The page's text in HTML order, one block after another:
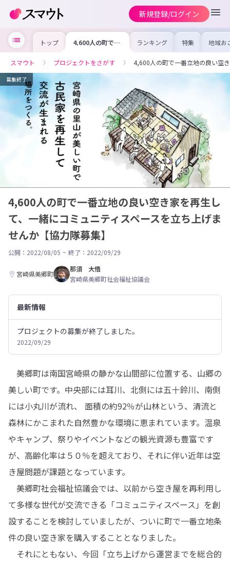
新規登録/ログイン
トップ 4,600人の町で一
番立地の良い空き
緒にコミュニティ
スペースを立ち上
げませんか【協力
隊募集】
ランキング 特集 地域お
の求
を集め
事内容
を比較
合った
けよう
スマウト プロジェクトをさがす 4,600人の町で一番立地の良い空
募集終了
4,600人の町で一番立地の良い空き家を再生し
て、一緒にコミュニティスペースを立ち上げま
せんか【協力隊募集】
公開：2022/08/05 ~ 終了：2022/09/29
宮崎県美郷町
那須 大悟
宮崎県美郷町社会福祉協議会
最新情報
プロジェクトの募集が終了しました。
2022/09/29
美郷町は南国宮崎県の静かな山間部に位置する、山郷の
美しい町です。中央部には耳川、北側には五十鈴川、南側
には小丸川が流れ、 面積の約92％が山林という、清流と
森林にかこまれた自然豊かな環境に恵まれています。温泉
やキャンプ、祭りやイベントなどの観光資源も豊富です
が、高齢化率は５０％を超えており、それに伴い近年は空
き屋問題が課題となっています。
美郷町社会福祉協議会では、以前から空き屋を再利用し
て多様な世代が交流できる「コミュニティスペース」を創
設することを検討していましたが、ついに町で一番立地条
件の良い空き家を購入することとなりました。
それにともない、今回「立ち上げから運営までを総合的